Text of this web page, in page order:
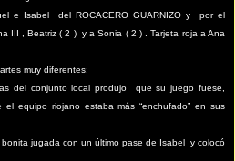
e Isabel del ROCACERO GUARNIZO y por el
III , Beatriz ( 2 ) y a Sonia ( 2 ) . Tarjeta roja a Ana
muy diferentes:
del conjunto local produjo que su juego fuese,
equipo riojano estaba más “enchufado” en sus
jugada con un último pase de Isabel y colocó